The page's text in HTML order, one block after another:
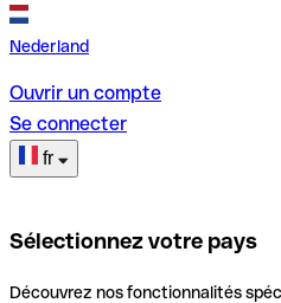
Nederland
Ouvrir un compte
Se connecter
fr
Sélectionnez votre pays
Découvrez nos fonctionnalités